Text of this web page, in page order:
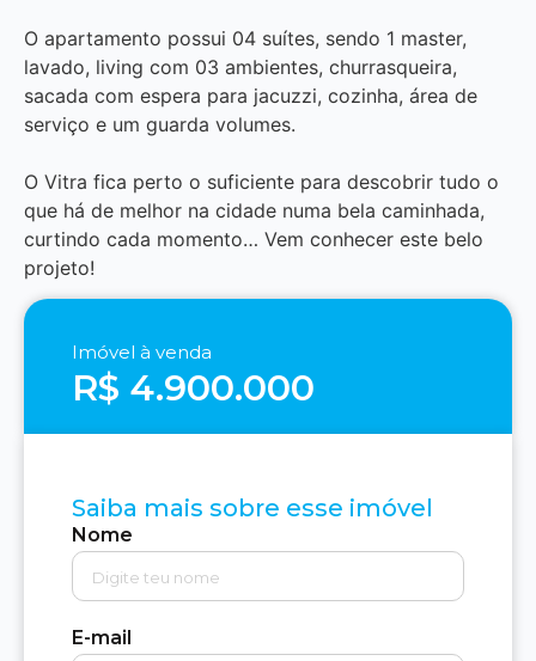
O apartamento possui 04 suítes, sendo 1 master,
lavado, living com 03 ambientes, churrasqueira,
sacada com espera para jacuzzi, cozinha, área de
serviço e um guarda volumes.
O Vitra fica perto o suficiente para descobrir tudo o
que há de melhor na cidade numa bela caminhada,
curtindo cada momento… Vem conhecer este belo
projeto!
Imóvel à venda
R$ 4.900.000
Saiba mais sobre esse imóvel
Nome
E-mail